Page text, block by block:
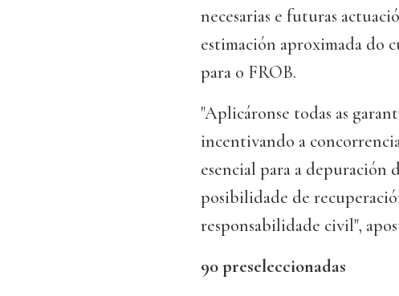
necesarias e futuras
estimación aproximada do
para o FROB.
"Aplicáronse todas as
incentivando a
esencial para a depuración
posibilidade de
responsabilidade civil",
90 preseleccionadas